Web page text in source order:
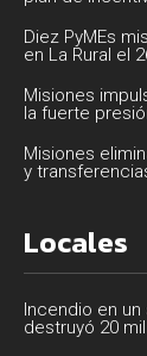
Diez PyMEs
en La Rural el
Misiones
la fuerte
Misiones
y
Locales
Incendio en
destruyó 20